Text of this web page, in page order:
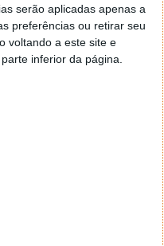
serão aplicadas apenas a
preferências ou retirar seu
voltando a este site e
inferior da página.